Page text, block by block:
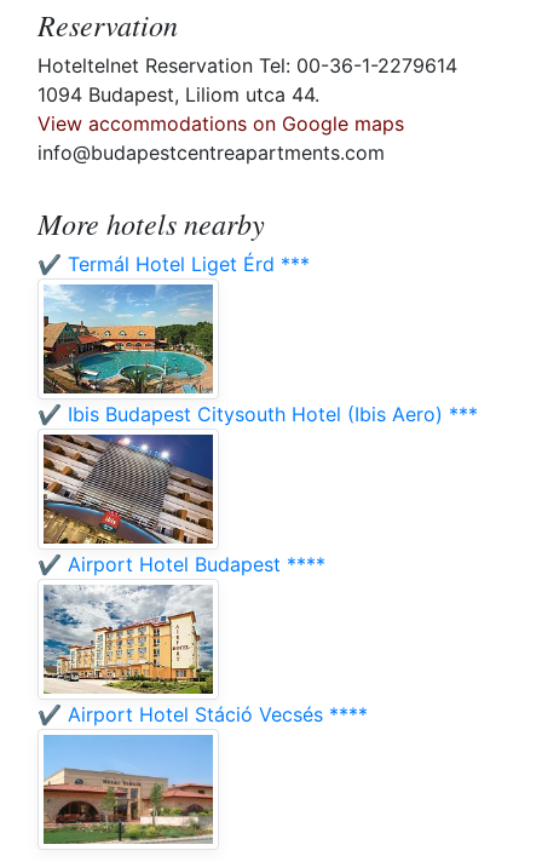
Reservation
Hoteltelnet Reservation Tel: 00-36-1-2279614
1094 Budapest, Liliom utca 44.
View accommodations on Google maps
info@budapestcentreapartments.com
More hotels nearby
✔️ Termál Hotel Liget Érd ***
✔️ Ibis Budapest Citysouth Hotel (Ibis Aero) ***
✔️ Airport Hotel Budapest ****
✔️ Airport Hotel Stáció Vecsés ****